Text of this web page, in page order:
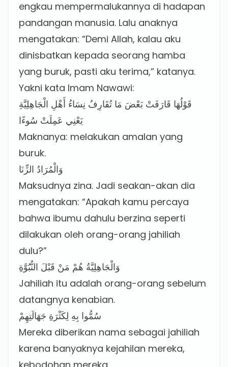
engkau mempermalukannya di hadapan
pandangan manusia. Lalu anaknya
mengatakan: “Demi Allah, kalau aku
dinisbatkan kepada seorang hamba
yang buruk, pasti aku terima,” katanya.
Yakni kata Imam Nawawi:
قَوْلُهَا قَارَفَتْ بَعْضَ مَا تُقَارِفُ نِسَاءُ أَهْلِ الْجَاهِلِيَّةِ
يَعْنِي عَمِلَتْ سُوءًا
Maknanya: melakukan amalan yang
buruk.
وَالْمُرَادُ الزِّنَا
Maksudnya zina. Jadi seakan-akan dia
mengatakan: “Apakah kamu percaya
bahwa ibumu dahulu berzina seperti
dilakukan oleh orang-orang jahiliah
dulu?”
وَالْجَاهِلِيَّةُ هُمْ مَنْ قَبْلَ النُّبُوَّةِ
Jahiliah itu adalah orang-orang sebelum
datangnya kenabian.
سُمُّوا بِهِ لِكَثْرَةِ جَهَالَتِهِمْ
Mereka diberikan nama sebagai jahiliah
karena banyaknya kejahilan mereka,